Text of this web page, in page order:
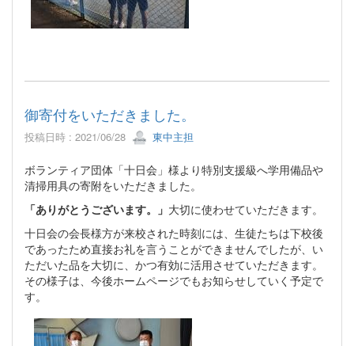
御寄付をいただきました。
投稿日時 : 2021/06/28 東中主担
ボランティア団体「十日会」様より特別支援級へ学用備品や
清掃用具の寄附をいただきました。
「ありがとうございます。」 大切に使わせていただきます。
十日会の会長様方が来校された時刻には、生徒たちは下校後
であったため直接お礼を言うことができませんでしたが、い
ただいた品を大切に、かつ有効に活用させていただきます。
その様子は、今後ホームページでもお知らせしていく予定で
す。